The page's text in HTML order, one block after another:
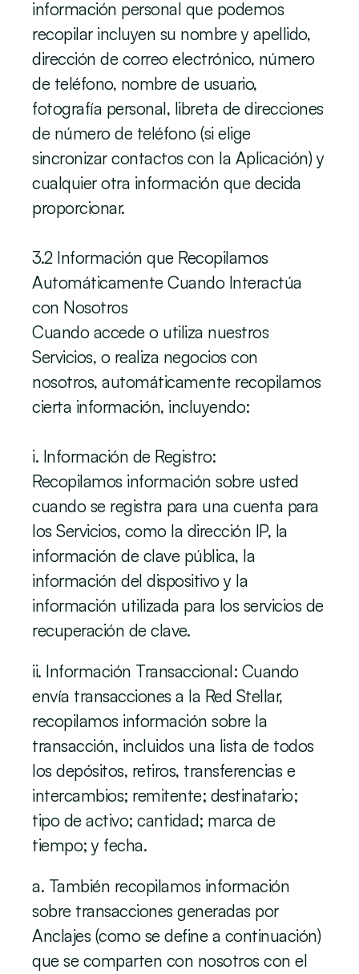
información personal que podemos
recopilar incluyen su nombre y apellido,
dirección de correo electrónico, número
de teléfono, nombre de usuario,
fotografía personal, libreta de direcciones
de número de teléfono (si elige
sincronizar contactos con la Aplicación) y
cualquier otra información que decida
proporcionar.
‍3.2 Información que Recopilamos
Automáticamente Cuando Interactúa
con Nosotros
Cuando accede o utiliza nuestros
Servicios, o realiza negocios con
nosotros, automáticamente recopilamos
cierta información, incluyendo:
i. Información de Registro:
Recopilamos información sobre usted
cuando se registra para una cuenta para
los Servicios, como la dirección IP, la
información de clave pública, la
información del dispositivo y la
información utilizada para los servicios de
recuperación de clave.
ii. Información Transaccional: Cuando
envía transacciones a la Red Stellar,
recopilamos información sobre la
transacción, incluidos una lista de todos
los depósitos, retiros, transferencias e
intercambios; remitente; destinatario;
tipo de activo; cantidad; marca de
tiempo; y fecha.
a. También recopilamos información
sobre transacciones generadas por
Anclajes (como se define a continuación)
que se comparten con nosotros con el